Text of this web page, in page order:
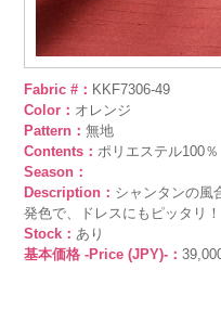
Fabric #： KKF7306-49
Color： オレンジ
Pattern：無地
Contents：ポリエステル100％
Season：
Description： シャンタンの風
発色で、ドレスにもピッタリ！
Stock：あり
基本価格 -Price (JPY)-：